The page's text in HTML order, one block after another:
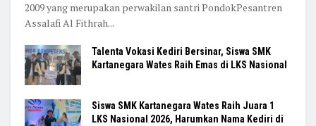
2009 yang merupakan perwakilan santri PondokPesantren
Assalafi Al Fithrah...
Talenta Vokasi Kediri Bersinar, Siswa SMK
Kartanegara Wates Raih Emas di LKS Nasional
Siswa SMK Kartanegara Wates Raih Juara 1
LKS Nasional 2026, Harumkan Nama Kediri di